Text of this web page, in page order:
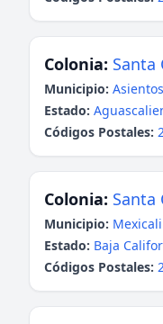
Colonia: Santa
Municipio: Asientos
Estado:
Códigos Postales:
Colonia: Santa
Municipio: Mexicali
Estado: Baja
Códigos Postales: